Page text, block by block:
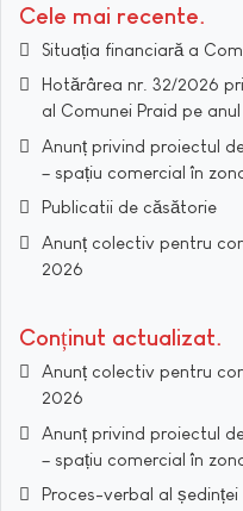
Cele mai recente
Situația financiară a
Hotărârea nr. 32/2026
al Comunei Praid pe
Anunț privind proiectul
– spațiu comercial în
Publicatii de căsătorie
Anunț colectiv pentru
2026
Conținut actualizat
Anunț colectiv pentru
2026
Anunț privind proiectul
– spațiu comercial în
Proces-verbal al